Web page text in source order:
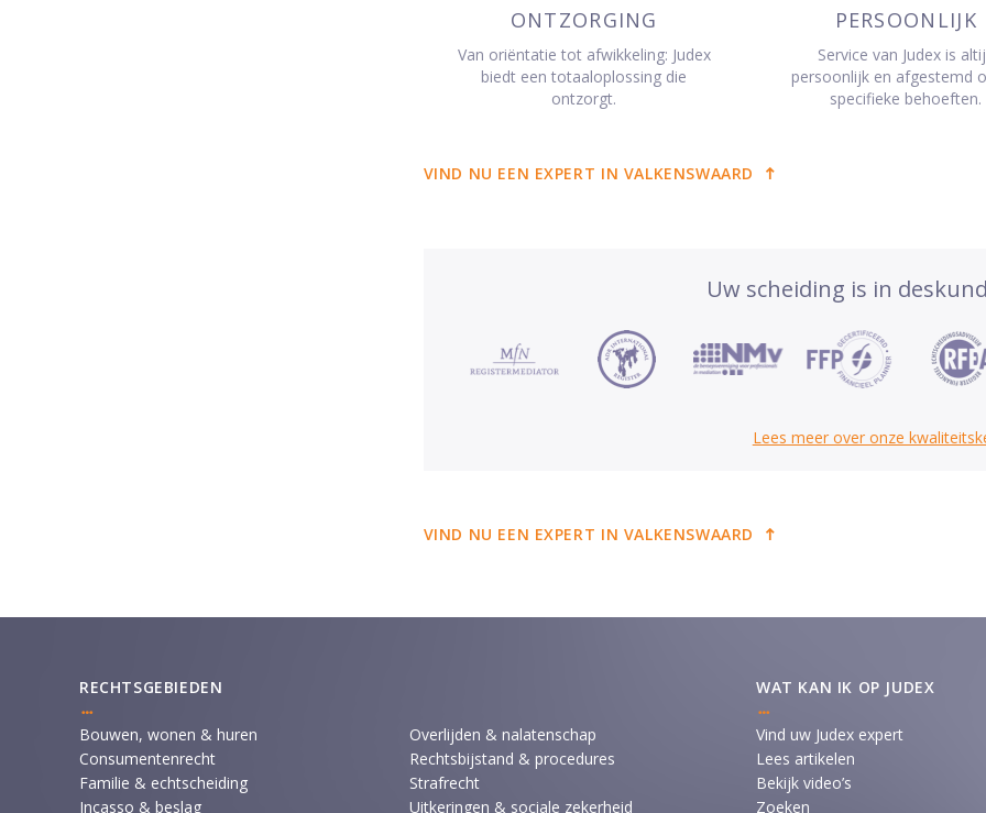
ONTZORGING
Van oriëntatie tot afwikkeling: Judex
biedt een totaaloplossing die
ontzorgt.
PERSOONLIJK
Service van Judex is
persoonlijk en afgestemd
specifieke behoeften.
VIND NU EEN EXPERT IN VALKENSWAARD
Uw scheiding is in
Lees meer over onze
VIND NU EEN EXPERT IN VALKENSWAARD
RECHTSGEBIEDEN
Bouwen, wonen & huren
Consumentenrecht
Familie & echtscheiding
Incasso & beslag
Overlijden & nalatenschap
Rechtsbijstand & procedures
Strafrecht
Uitkeringen & sociale zekerheid
WAT KAN IK OP JUDEX
Vind uw Judex expert
Lees artikelen
Bekijk video’s
Zoeken